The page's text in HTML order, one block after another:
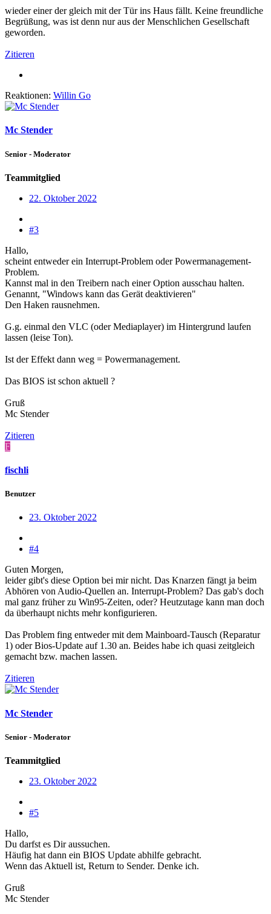
wieder einer der gleich mit der Tür ins Haus fällt. Keine freundliche
Begrüßung, was ist denn nur aus der Menschlichen Gesellschaft
geworden.
Zitieren
Reaktionen: Willin Go
Mc Stender
Senior - Moderator
Teammitglied
22. Oktober 2022
#3
Hallo,
scheint entweder ein Interrupt-Problem oder Powermanagement-
Problem.
Kannst mal in den Treibern nach einer Option ausschau halten.
Genannt, "Windows kann das Gerät deaktivieren"
Den Haken rausnehmen.
G.g. einmal den VLC (oder Mediaplayer) im Hintergrund laufen
lassen (leise Ton).
Ist der Effekt dann weg = Powermanagement.
Das BIOS ist schon aktuell ?
Gruß
Mc Stender
Zitieren
F
fischli
Benutzer
23. Oktober 2022
#4
Guten Morgen,
leider gibt's diese Option bei mir nicht. Das Knarzen fängt ja beim
Abhören von Audio-Quellen an. Interrupt-Problem? Das gab's doch
mal ganz früher zu Win95-Zeiten, oder? Heutzutage kann man doch
da überhaupt nichts mehr konfigurieren.
Das Problem fing entweder mit dem Mainboard-Tausch (Reparatur
1) oder Bios-Update auf 1.30 an. Beides habe ich quasi zeitgleich
gemacht bzw. machen lassen.
Zitieren
Mc Stender
Senior - Moderator
Teammitglied
23. Oktober 2022
#5
Hallo,
Du darfst es Dir aussuchen.
Häufig hat dann ein BIOS Update abhilfe gebracht.
Wenn das Aktuell ist, Return to Sender. Denke ich.
Gruß
Mc Stender